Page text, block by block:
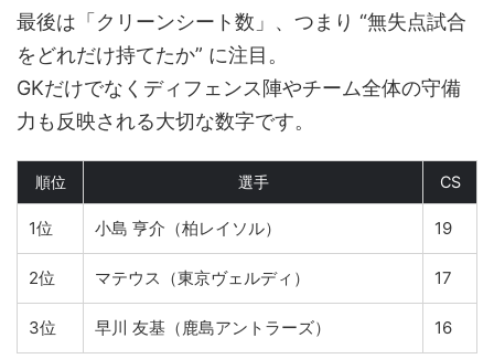
最後は「クリーンシート数」、つまり “無失点試合
をどれだけ持てたか” に注目。
GKだけでなくディフェンス陣やチーム全体の守備
力も反映される大切な数字です。
順位 選手 CS
1位 小島 亨介（柏レイソル） 19
2位 マテウス（東京ヴェルディ） 17
3位 早川 友基（鹿島アントラーズ） 16